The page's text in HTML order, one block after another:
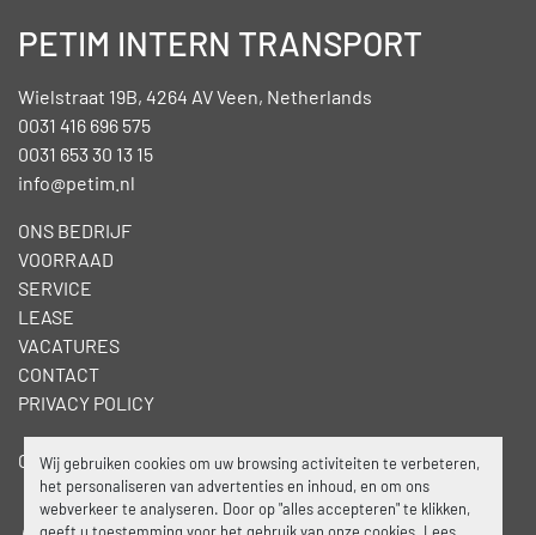
Wij gebruiken cookies om uw browsing activiteiten te verbeteren,
het personaliseren van advertenties en inhoud, en om ons
webverkeer te analyseren. Door op "alles accepteren" te klikken,
PETIM INTERN TRANSPORT
Wielstraat 19B, 4264 AV Veen, Netherlands
0031 416 696 575
0031 653 30 13 15
info@petim.nl
ONS BEDRIJF
VOORRAAD
SERVICE
LEASE
VACATURES
CONTACT
PRIVACY POLICY
Cookies beheren